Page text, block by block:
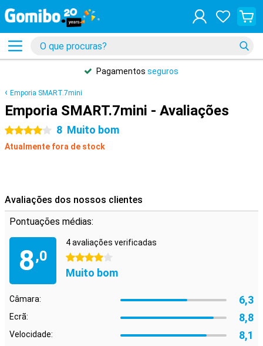
Pagamentos seguros
Emporia SMART.7mini
Emporia SMART.7mini - Avaliações
4 estrelas 8 Muito bom
Atualmente fora de stock
Avaliações dos nossos clientes
Pontuações médias:
8,0
4 avaliações verificadas
4 estrelas
Muito bom
Câmara: 6,3
Ecrã: 8,8
Velocidade: 8,1